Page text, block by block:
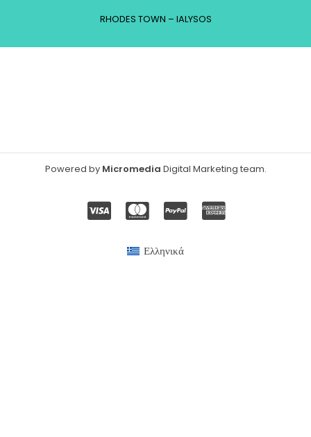
RHODES TOWN – IALYSOS
Powered by Micromedia Digital Marketing team.
Ελληνικά